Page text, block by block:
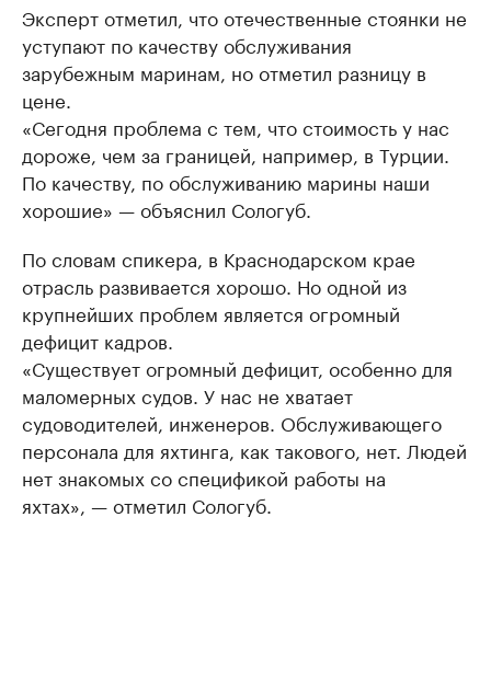
Эксперт отметил, что отечественные стоянки не
уступают по качеству обслуживания
зарубежным маринам, но отметил разницу в
цене.
«Сегодня проблема с тем, что стоимость у нас
дороже, чем за границей, например, в Турции.
По качеству, по обслуживанию марины наши
хорошие» — объяснил Сологуб.
По словам спикера, в Краснодарском крае
отрасль развивается хорошо. Но одной из
крупнейших проблем является огромный
дефицит кадров.
«Существует огромный дефицит, особенно для
маломерных судов. У нас не хватает
судоводителей, инженеров. Обслуживающего
персонала для яхтинга, как такового, нет. Людей
нет знакомых со спецификой работы на
яхтах», — отметил Сологуб.